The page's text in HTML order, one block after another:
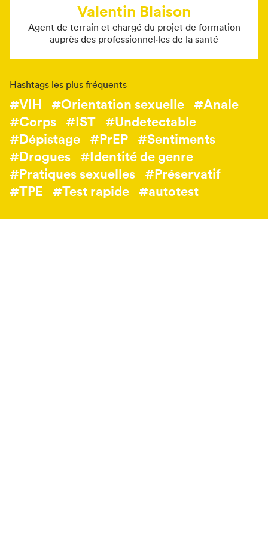
Valentin Blaison
Agent de terrain et chargé du projet de formation
auprès des professionnel·les de la santé
Hashtags les plus fréquents
#VIH #Orientation sexuelle #Anale
#Corps #IST #Undetectable
#Dépistage #PrEP #Sentiments
#Drogues #Identité de genre
#Pratiques sexuelles #Préservatif
#TPE #Test rapide #autotest